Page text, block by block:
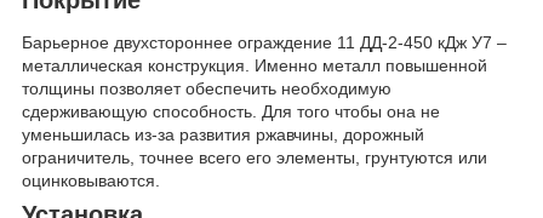
Барьерное двухстороннее ограждение 11 ДД-2-450 кДж У7 –
металлическая конструкция. Именно металл повышенной
толщины позволяет обеспечить необходимую
сдерживающую способность. Для того чтобы она не
уменьшилась из-за развития ржавчины, дорожный
ограничитель, точнее всего его элементы, грунтуются или
оцинковываются.